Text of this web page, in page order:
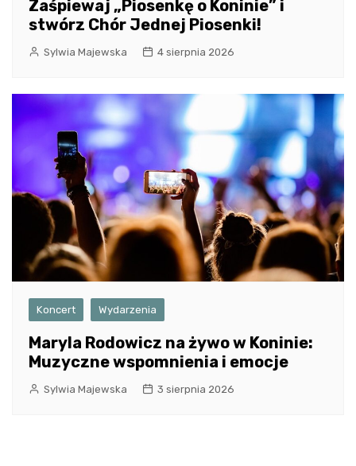
Zaśpiewaj „Piosenkę o Koninie” i
stwórz Chór Jednej Piosenki!
Sylwia Majewska 4 sierpnia 2026
Koncert Wydarzenia
Maryla Rodowicz na żywo w Koninie:
Muzyczne wspomnienia i emocje
Sylwia Majewska 3 sierpnia 2026